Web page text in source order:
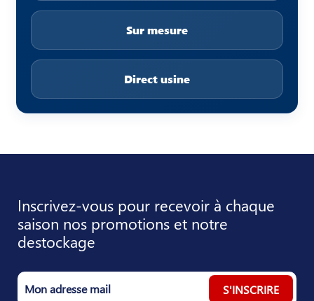
Sur mesure
Direct usine
Inscrivez-vous pour recevoir à chaque
saison nos promotions et notre
destockage
S'INSCRIRE